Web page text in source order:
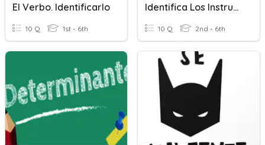
El Verbo. Identificarlo
10 Q 1st - 6th
Identifica Los Instrumentos Musicales
10 Q 2nd - 6th